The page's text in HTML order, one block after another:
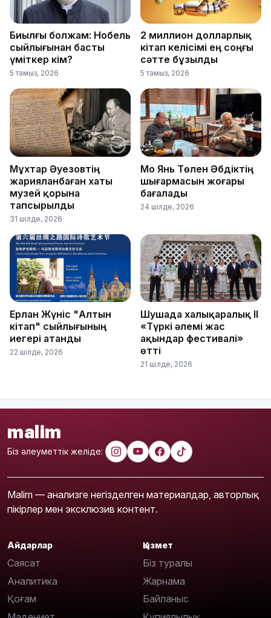
Биылғы болжам: Нобель
сыйлығынан басты
үміткер кім?
5 тамыз, 2026
2 миллион долларлық
кітап келісімі ең соңғы
сәтте бұзылды
5 тамыз, 2026
Мұхтар Әуезовтің
жарияланбаған хаты
музей қорына
тапсырылды
31 шілде, 2026
Мо Янь Төлен Әбдіктің
шығармасын жоғары
бағалады
24 шілде, 2026
Ерлан Жүніс "Алтын
кітап" сыйлығының
иегері атанды
22 шілде, 2026
Шушада халықаралық ІІ
«Түркі әлемі жас
ақындар фестивалі»
өтті
21 шілде, 2026
malim
Біз әлеуметтік желіде:
Malim — анализге негізделген материалдар, авторлық
пікірлер мен эксклюзив контент.
Айдарлар
Саясат
Аналитика
Қоғам
Қызмет
Біз туралы
Жарнама
Байланыс